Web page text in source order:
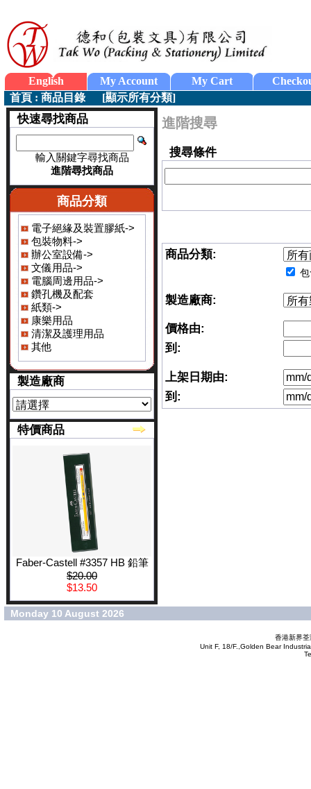
English My Account My Cart
首頁 : 商品目錄[顯示所有分類]
快速尋找商品
輸入關鍵字尋找商品
進階尋找商品
商品分類
電子絕緣及裝置膠紙->
包裝物料->
辦公室設備->
文儀用品->
電腦周邊用品->
鑽孔機及配套
紙類->
康樂用品
清潔及護理用品
其他
製造廠商
特價商品
Faber-Castell #3357 HB 鉛筆
$20.00
$13.50
進階搜尋
搜尋條件
商品分類:
製造廠商:
價格由:
到:
上架日期由:
到:
Monday 10 August 2026
香港新界
Unit F, 18/F.,Golden Bear